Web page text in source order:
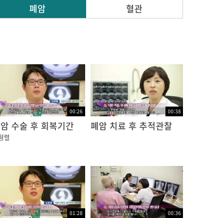
폐암 혈관
00:26
수술 후 회복기간
렬
00:38
폐암 치료 후 추적관찰
01:28 00:36